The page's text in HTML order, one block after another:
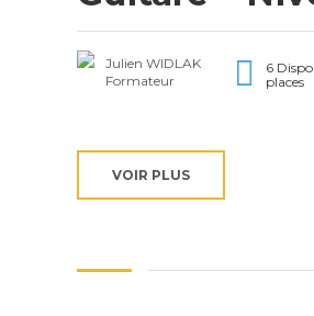
Julien WIDLAK
Formateur
6
places
VOIR PLUS